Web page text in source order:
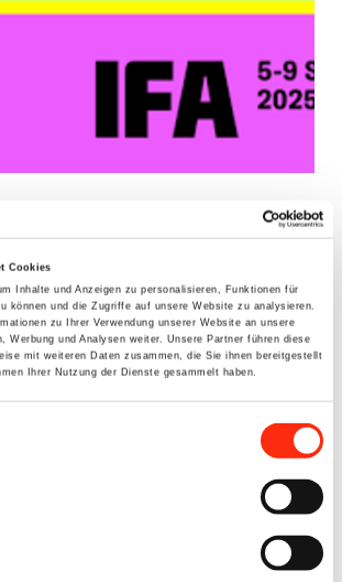
Cookies
Inhalte und Anzeigen zu personalisieren, Funktionen für
können und die Zugriffe auf unsere Website zu analysieren.
zu Ihrer Verwendung unserer Website an unsere
Werbung und Analysen weiter. Unsere Partner führen diese
mit weiteren Daten zusammen, die Sie ihnen bereitgestellt
Ihrer Nutzung der Dienste gesammelt haben.
Wertheim
wieder die IFA in Berlin statt.
Weiterlesen